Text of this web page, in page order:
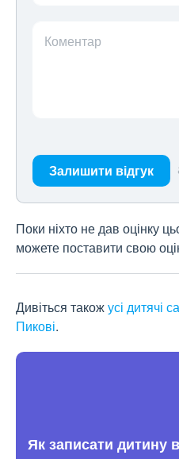
Коментар
Залишити відгук
Поки ніхто не дав оцінку
можете поставити свою
Дивіться такожусі дитячі
Пикові.
Як записати дитину